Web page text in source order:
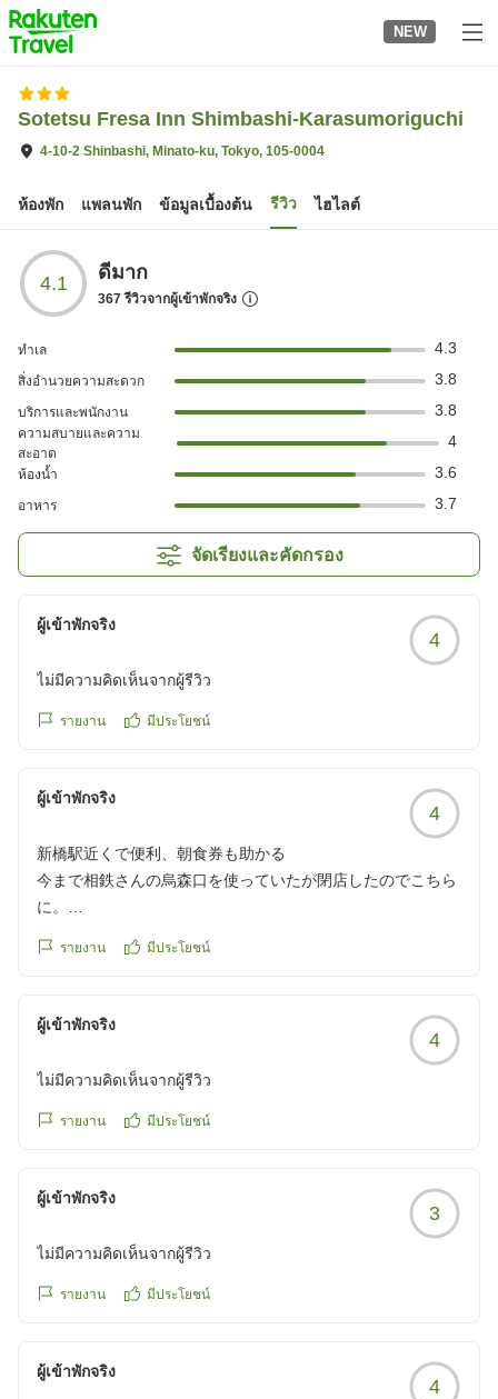
to
top
page
NEW
Sotetsu Fresa Inn Shimbashi-Karasumoriguchi
4-10-2 Shinbashi, Minato-ku, Tokyo, 105-0004
ห้องพัก แพลนพัก ข้อมูลเบื้องต้น รีวิว ไฮไลต์
4.1 ดีมาก
367รีวิวจากผู้เข้าพักจริง
ทำเล 4.3
สิ่งอำนวยความสะดวก 3.8
บริการและพนักงาน 3.8
ความสบายและความ
สะอาด
4
ห้องน้ำ 3.6
อาหาร 3.7
จัดเรียงและคัดกรอง
ผู้เข้าพักจริง
4
ไม่มีความคิดเห็นจากผู้รีวิว
รายงาน มีประโยชน์
ผู้เข้าพักจริง
4
新橋駅近くで便利、朝食券も助かる
今まで相鉄さんの烏森口を使っていたが閉店したのでこちら
に。
気にならなかった。
良いのでたすかりました。
設備については少し意見があります。
ズボンプレッサーは各階エレベーターホールにあるのでしょ
で、各階一台しかないなら、少し少ないと思います。
あと、冷蔵庫がいつまでたっても冷えてなく、奥の方にある
コンセントの接触が悪かったようです。
それ以外は特に不満がありません。
https://review.travel.rakuten.co.jp/hotel/voice/68565?
reviewId=33123477436494
รายงาน มีประโยชน์
ผู้เข้าพักจริง
4
ไม่มีความคิดเห็นจากผู้รีวิว
รายงาน มีประโยชน์
ผู้เข้าพักจริง
3
ไม่มีความคิดเห็นจากผู้รีวิว
รายงาน มีประโยชน์
ผู้เข้าพักจริง
4